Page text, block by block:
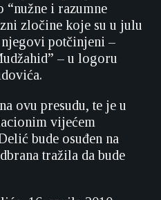
i razumne
zločine koje su u julu
potčinjeni –
– u logoru
ovu presudu, te je u
vijećem
bude osuđen na
tražila da bude